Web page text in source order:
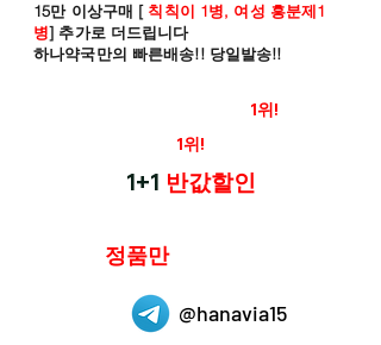
15만 이상구매 [ 칙칙이 1병, 여성 흥분제1
병] 추가로 더드립니다
하나약국만의 빠른배송!! 당일발송!!
1위!
1위!
1+1 반값할인
정품만
@hanavia15